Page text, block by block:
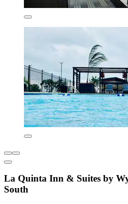
La Quinta Inn & Suites by
South